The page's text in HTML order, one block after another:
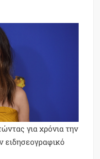
για χρόνια την
ειδησεογραφικό